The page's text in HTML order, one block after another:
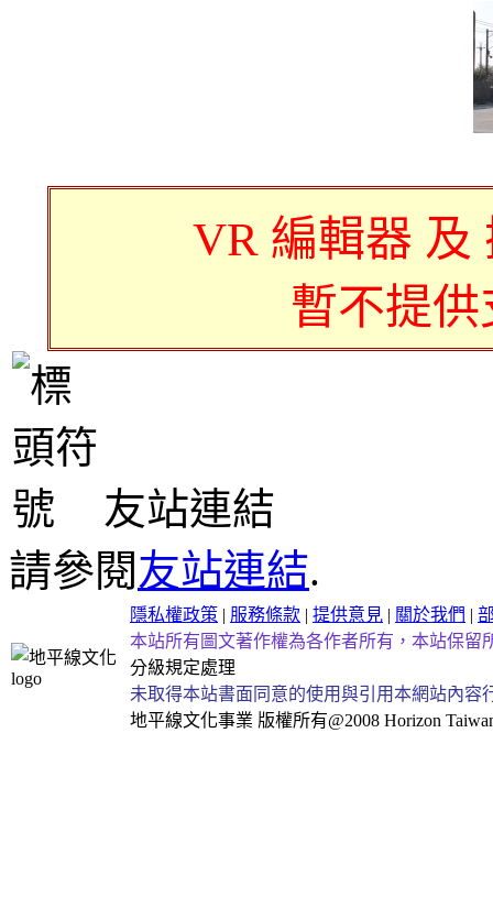
VR 編輯器 及
暫不提
友站連結
請參閱友站連結.
隱私權政策 | 服務條款 | 提供意見 | 關於我們 |
本站所有圖文著作權為各作者所有，本站保留
分級規定處理
未取得本站書面同意的使用與引用本網站內
地平線文化事業 版權所有@2008 Horizon